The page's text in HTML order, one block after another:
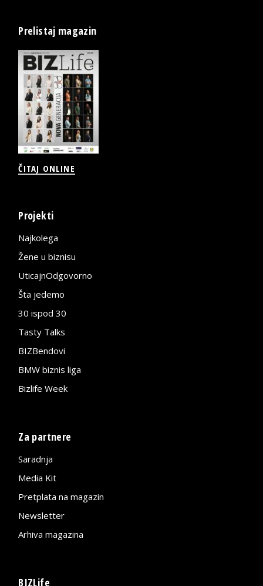
Prelistaj magazin
ČITAJ ONLINE
Projekti
Najkolega
Žene u biznisu
UticajnOdgovorno
Šta jedemo
30 ispod 30
Tasty Talks
BIZBendovi
BMW biznis liga
Bizlife Week
Za partnere
Saradnja
Media Kit
Pretplata na magazin
Newsletter
Arhiva magazina
BIZLife